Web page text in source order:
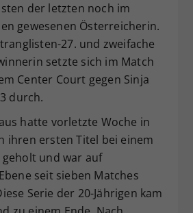
der letzten noch im
gewesenen Österreicherin.
27. und zweifache
setzte sich im Match
Center Court gegen Sinja
durch.
hatte vorletzte Woche in
ihren ersten Titel bei einem
geholt und war auf
seit sieben Matches
Serie der 20-Jährigen kam
Wert speichert Ihre Consent-
Unter anderem eine
generierte ID, für die
Speicherung Ihrer
Einstellungen, falls der
Betreiber dies eingestellt